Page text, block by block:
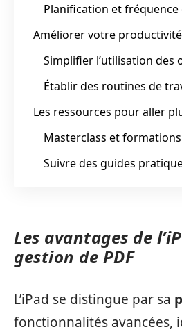
Planification et fréquence
Améliorer votre productivité
Simplifier l’utilisation des
Établir des routines de
Les ressources pour aller
Masterclass et
Suivre des guides
Les avantages de
gestion de PDF
L’iPad se distingue par sa
fonctionnalités avancées,